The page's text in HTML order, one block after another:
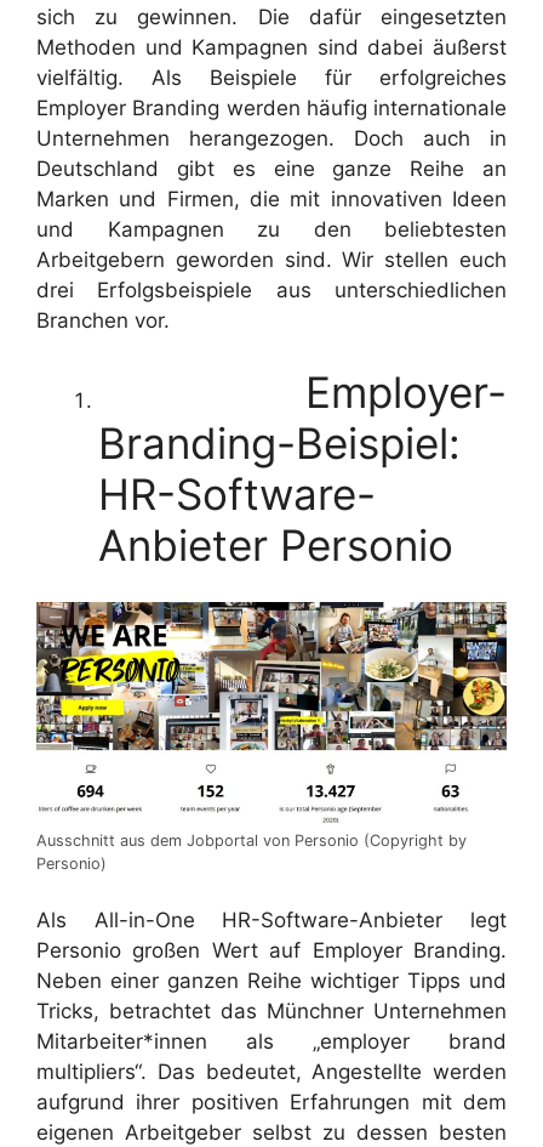
sich zu gewinnen. Die dafür eingesetzten
Methoden und Kampagnen sind dabei äußerst
vielfältig. Als Beispiele für erfolgreiches
Employer Branding werden häufig internationale
Unternehmen herangezogen. Doch auch in
Deutschland gibt es eine ganze Reihe an
Marken und Firmen, die mit innovativen Ideen
und Kampagnen zu den beliebtesten
Arbeitgebern geworden sind. Wir stellen euch
drei Erfolgsbeispiele aus unterschiedlichen
Branchen vor.
Employer-
Branding-Beispiel:
HR-Software-
Anbieter Personio
Ausschnitt aus dem Jobportal von Personio (Copyright by
Personio)
Als All-in-One HR-Software-Anbieter legt
Personio großen Wert auf Employer Branding.
Neben einer ganzen Reihe wichtiger Tipps und
Tricks, betrachtet das Münchner Unternehmen
Mitarbeiter*innen als „employer brand
multipliers“. Das bedeutet, Angestellte werden
aufgrund ihrer positiven Erfahrungen mit dem
eigenen Arbeitgeber selbst zu dessen besten